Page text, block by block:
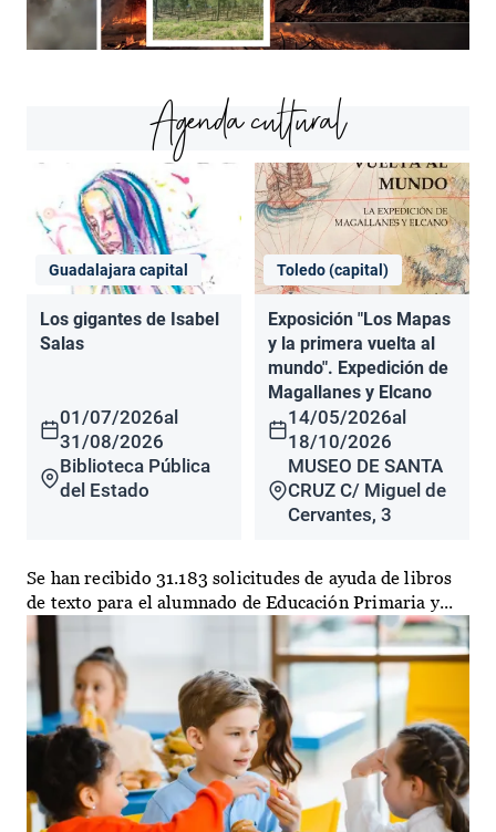
Agenda cultural
Guadalajara capital
Los gigantes de Isabel
Salas
01/07/2026al
31/08/2026
Biblioteca Pública
del Estado
Toledo (capital)
Exposición "Los Mapas
y la primera vuelta al
mundo". Expedición de
Magallanes y Elcano
14/05/2026al
18/10/2026
MUSEO DE SANTA
CRUZ C/ Miguel de
Cervantes, 3
Se han recibido 31.183 solicitudes de ayuda de libros
de texto para el alumnado de Educación Primaria y...